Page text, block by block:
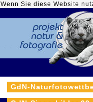
Wenn Sie diese Website
GdN-